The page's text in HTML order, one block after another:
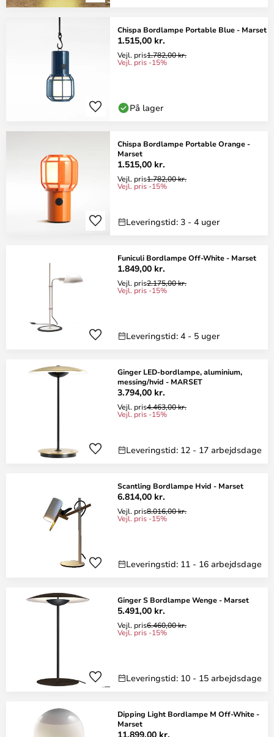
Chispa Bordlampe Portable Blue - Marset
1.515,00 kr.
Vejl. pris1.782,00 kr.
Vejl. pris -15%
På lager
Chispa Bordlampe Portable Orange -
Marset
1.515,00 kr.
Vejl. pris1.782,00 kr.
Vejl. pris -15%
Leveringstid: 3 - 4 uger
Funiculi Bordlampe Off-White - Marset
1.849,00 kr.
Vejl. pris2.175,00 kr.
Vejl. pris -15%
Leveringstid: 4 - 5 uger
Ginger LED-bordlampe, aluminium,
messing/hvid - MARSET
3.794,00 kr.
Vejl. pris4.463,00 kr.
Vejl. pris -15%
Leveringstid: 12 - 17 arbejdsdage
Scantling Bordlampe Hvid - Marset
6.814,00 kr.
Vejl. pris8.016,00 kr.
Vejl. pris -15%
Leveringstid: 11 - 16 arbejdsdage
Ginger S Bordlampe Wenge - Marset
5.491,00 kr.
Vejl. pris6.460,00 kr.
Vejl. pris -15%
Leveringstid: 10 - 15 arbejdsdage
Dipping Light Bordlampe M Off-White -
Marset
11.899,00 kr.